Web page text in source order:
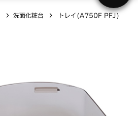
洗面化粧台 トレイ(A750F PFJ)